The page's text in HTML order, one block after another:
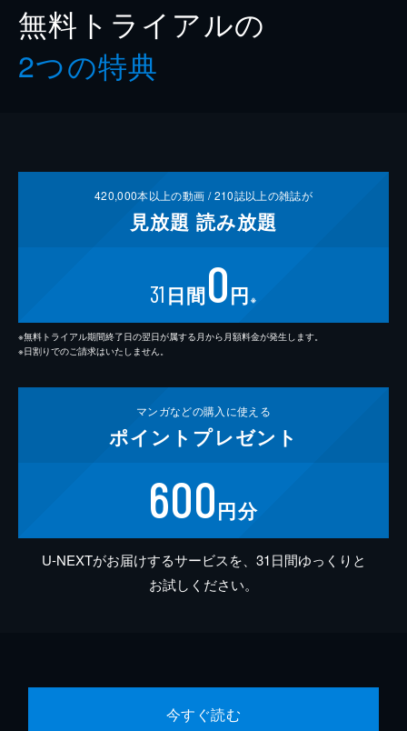
無料トライアルの
2つの特典
420,000本以上の動画 /210誌以上の雑誌が
見放題 読み放題
31 日間0円 ※
※無料トライアル期間終了日の翌日が属する月から月額料金が発生します。
※日割りでのご請求はいたしません。
マンガなどの購入に使える
ポイント プレゼント
600円分
U-NEXTがお届けするサービスを、31日間ゆっくりと
お試しください。
今すぐ読む